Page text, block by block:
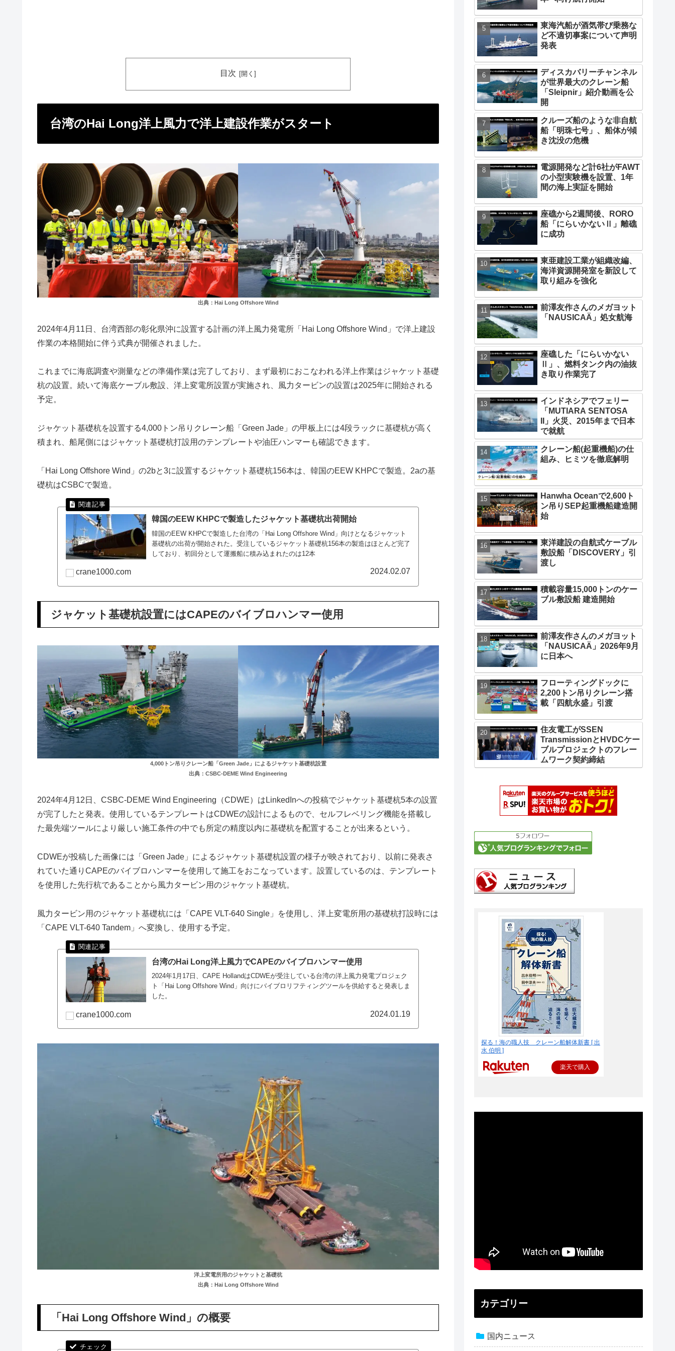
目次
台湾のHai Long洋上風力で洋上建設作業がスタート
出典：Hai Long Offshore Wind
2024年4月11日、台湾西部の彰化県沖に設置する計画の洋上風力発電所「Hai Long Offshore Wind」で洋上建設
作業の本格開始に伴う式典が開催されました。
これまでに海底調査や測量などの準備作業は完了しており、まず最初におこなわれる洋上作業はジャケット基礎
杭の設置。続いて海底ケーブル敷設、洋上変電所設置が実施され、風力タービンの設置は2025年に開始される
予定。
ジャケット基礎杭を設置する4,000トン吊りクレーン船「Green Jade」の甲板上には4段ラックに基礎杭が高く
積まれ、船尾側にはジャケット基礎杭打設用のテンプレートや油圧ハンマーも確認できます。
「Hai Long Offshore Wind」の2bと3に設置するジャケット基礎杭156本は、韓国のEEW KHPCで製造。2aの基
礎杭はCSBCで製造。
韓国のEEW KHPCで製造したジャケット基礎杭出荷開始
韓国のEEW KHPCで製造した台湾の「Hai Long Offshore Wind」向けとなるジャケット
基礎杭の出荷が開始された。受注しているジャケット基礎杭156本の製造はほとんど完了
しており、初回分として運搬船に積み込まれたのは12本
crane1000.com 2024.02.07
ジャケット基礎杭設置にはCAPEのバイブロハンマー使用
4,000トン吊りクレーン船「Green Jade」によるジャケット基礎杭設置
出典：CSBC-DEME Wind Engineering
2024年4月12日、CSBC-DEME Wind Engineering（CDWE）はLinkedInへの投稿でジャケット基礎杭5本の設置
が完了したと発表。使用しているテンプレートはCDWEの設計によるもので、セルフレベリング機能を搭載し
た最先端ツールにより厳しい施工条件の中でも所定の精度以内に基礎杭を配置することが出来るという。
CDWEが投稿した画像には「Green Jade」によるジャケット基礎杭設置の様子が映されており、以前に発表さ
れていた通りCAPEのバイブロハンマーを使用して施工をおこなっています。設置しているのは、テンプレート
を使用した先行杭であることから風力タービン用のジャケット基礎杭。
風力タービン用のジャケット基礎杭には「CAPE VLT-640 Single」を使用し、洋上変電所用の基礎杭打設時には
「CAPE VLT-640 Tandem」へ変換し、使用する予定。
台湾のHai Long洋上風力でCAPEのバイブロハンマー使用
2024年1月17日、CAPE HollandはCDWEが受注している台湾の洋上風力発電プロジェク
ト「Hai Long Offshore Wind」向けにバイブロリフティングツールを供給すると発表しま
した。
crane1000.com 2024.01.19
洋上変電所用のジャケットと基礎杭
出典：Hai Long Offshore Wind
「Hai Long Offshore Wind」の概要
東海汽船が酒気帯び乗務な
ど不適切事案について声明
発表
ディスカバリーチャンネル
が世界最大のクレーン船
「Sleipnir」紹介動画を公
開
クルーズ船のような非自航
船「明珠七号」、船体が傾
き沈没の危機
電源開発など計6社がFAWT
の小型実験機を設置、1年
間の海上実証を開始
座礁から2週間後、RORO
船「にらいかないⅡ」離礁
に成功
東亜建設工業が組織改編、
海洋資源開発室を新設して
取り組みを強化
前澤友作さんのメガヨット
「NAUSICAÄ」処女航海
座礁した「にらいかない
Ⅱ」、燃料タンク内の油抜
き取り作業完了
インドネシアでフェリー
「MUTIARA SENTOSA
II」火災、2015年まで日本
で就航
クレーン船(起重機船)の仕
組み、ヒミツを徹底解明
Hanwha Oceanで2,600ト
ン吊りSEP起重機船建造開
始
東洋建設の自航式ケーブル
敷設船「DISCOVERY」引
渡し
積載容量15,000トンのケー
ブル敷設船 建造開始
前澤友作さんのメガヨット
「NAUSICAÄ」2026年9月
に日本へ
フローティングドックに
2,200トン吊りクレーン搭
載「四航永盛」引渡
住友電工がSSEN
TransmissionとHVDCケー
ブルプロジェクトのフレー
ムワーク契約締結
探る！海の職人技 クレーン船解体新書 [ 出
水 伯明 ]
楽天で購入
カテゴリー
国内ニュース